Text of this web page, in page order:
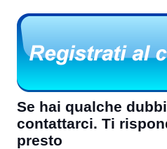
Se hai qualche
contattarci. Ti
presto